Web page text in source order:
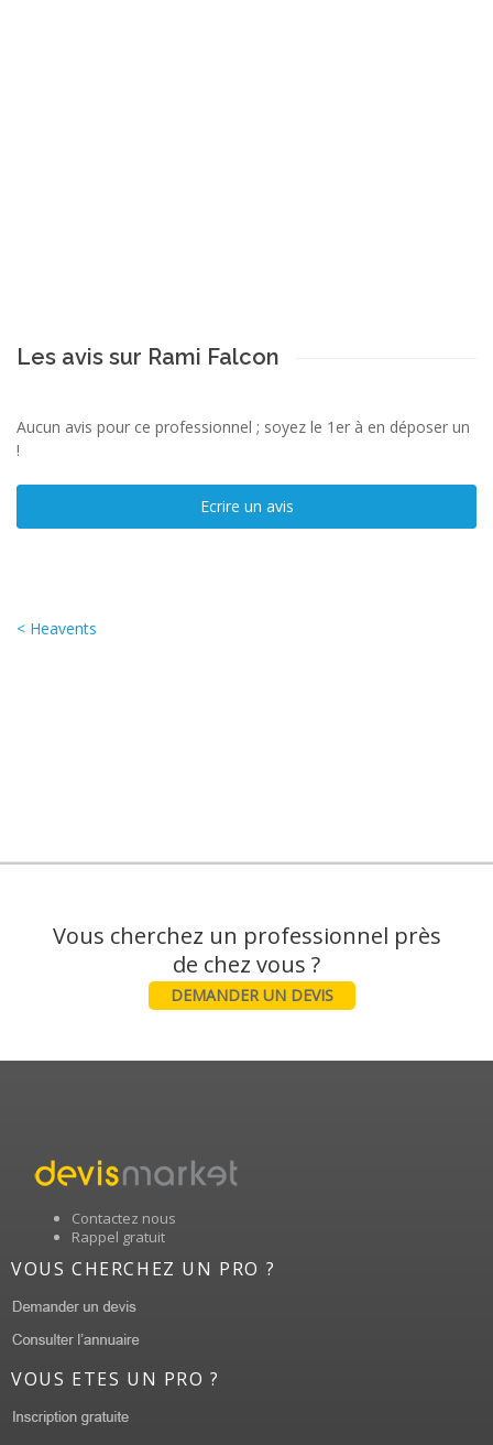
Les avis sur Rami Falcon
Aucun avis pour ce professionnel ; soyez le 1er à en déposer un
!
Ecrire un avis
< Heavents
Vous cherchez un professionnel près
DEMANDER UN DEVIS
Contactez nous
Rappel gratuit
VOUS CHERCHEZ UN PRO ?
VOUS ETES UN PRO ?